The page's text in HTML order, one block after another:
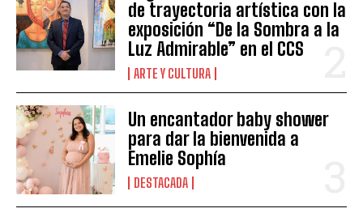
de trayectoria artística con la
exposición “De la Sombra a la
Luz Admirable” en el CCS
ARTE Y CULTURA
Un encantador baby shower
para dar la bienvenida a
Emelie Sophía
DESTACADA